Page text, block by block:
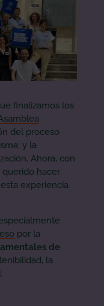
finalizamos los
del proceso
y la
Ahora, con
hacer
experiencia
por la
de
la